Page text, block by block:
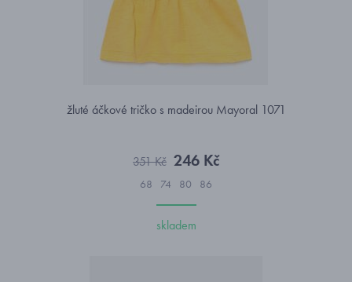
žluté áčkové tričko s madeirou Mayoral 1071
351 Kč 246 Kč
68 74 80 86
skladem